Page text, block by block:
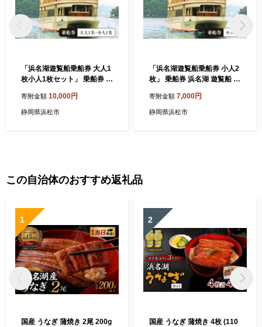
「浜名湖遊覧船乗船券 大人1
枚小人1枚セット」 乗船券 浜
ケット 体験 静岡 浜松市
寄附金額 10,000円
静岡県浜松市
「浜名湖遊覧船乗船券 小人2
枚」 乗船券 浜名湖 遊覧船 ク
岡 浜松市
寄附金額 7,000円
静岡県浜松市
この自治体のおすすめ返礼品
1
国産 うなぎ 蒲焼き 2尾 200g
2
国産 うなぎ 蒲焼き 4枚 (110